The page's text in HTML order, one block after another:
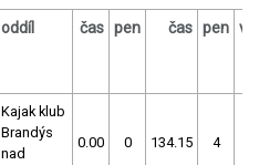
oddíl čas pen čas pen
Kajak klub
Brandýs
nad
0.00 0 134.15 4